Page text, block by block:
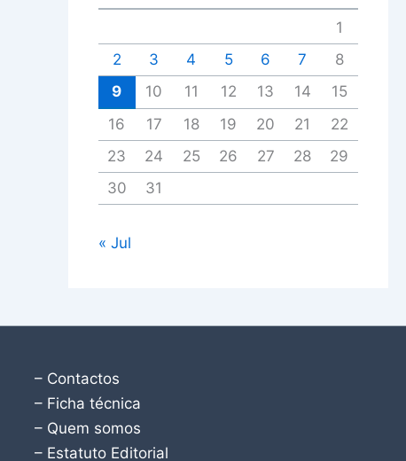
1
2
3 4 5 6 7
8
9
10 11 12 13 14
15
16
17 18 19 20 21
22
23
24 25 26 27 28
29
30
31
« Jul
– Contactos
– Ficha técnica
– Quem somos
– Estatuto Editorial